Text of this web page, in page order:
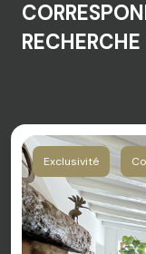
RECHERCHE
Exclusivité